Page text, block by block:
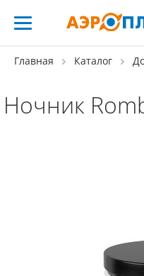
Главная Каталог
Ночник